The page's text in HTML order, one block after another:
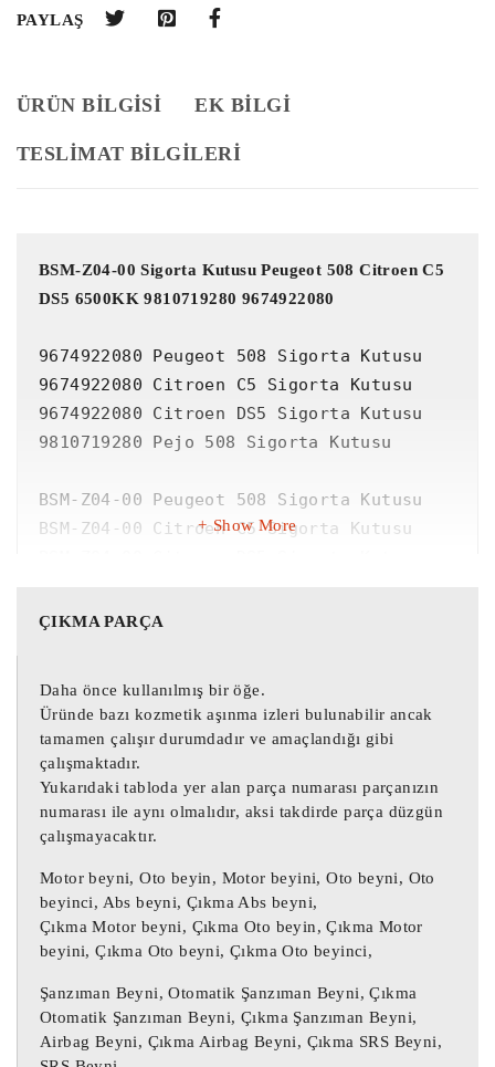
PAYLAŞ
ÜRÜN BILGISI EK BILGI
TESLİMAT BİLGİLERİ
BSM-Z04-00 Sigorta Kutusu Peugeot 508 Citroen C5
DS5 6500KK 9810719280 9674922080
9674922080 Peugeot 508 Sigorta Kutusu
9674922080 Citroen C5 Sigorta Kutusu
9674922080 Citroen DS5 Sigorta Kutusu
9810719280 Pejo 508 Sigorta Kutusu
BSM-Z04-00 Peugeot 508 Sigorta Kutusu
BSM-Z04-00 Citroen C5 Sigorta Kutusu
6500KK Citroen DS5 Sigorta Kutusu
6500KK Pejo 508 Sigorta Kutusu
BSM-Z04-00 Sigorta Kutusu 6500KL
9674922080 Peugeot 508 Sigorta Kutusu
1607285280
BSM-Z04-00 Citroen C5 Sigorta Kutusu
9807428280
6500KK Citroen DS5 Sigorta Kutusu BSM-
Z04-00
9810719280 Pejo 508 Sigorta Kutusu
9674922080
Show More
ÇIKMA PARÇA
Daha önce kullanılmış bir öğe.
Üründe bazı kozmetik aşınma izleri bulunabilir ancak
tamamen çalışır durumdadır ve amaçlandığı gibi
çalışmaktadır.
Yukarıdaki tabloda yer alan parça numarası parçanızın
numarası ile aynı olmalıdır, aksi takdirde parça düzgün
çalışmayacaktır.
Motor beyni, Oto beyin, Motor beyini, Oto beyni, Oto
beyinci, Abs beyni, Çıkma Abs beyni,
Çıkma Motor beyni, Çıkma Oto beyin, Çıkma Motor
beyini, Çıkma Oto beyni, Çıkma Oto beyinci,
Şanzıman Beyni, Otomatik Şanzıman Beyni, Çıkma
Otomatik Şanzıman Beyni, Çıkma Şanzıman Beyni,
Airbag Beyni, Çıkma Airbag Beyni, Çıkma SRS Beyni,